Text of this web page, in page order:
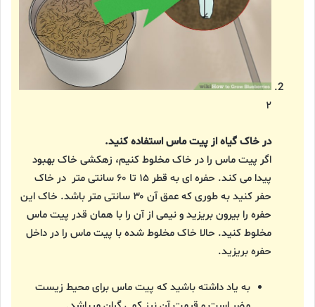
۲
در خاک گیاه از پیت ماس استفاده کنید.
اگر پیت ماس را در خاک مخلوط کنیم، زهکشی خاک بهبود
پیدا می کند. حفره ای به قطر ۱۵ تا ۶۰ سانتی متر در خاک
حفر کنید به طوری که عمق آن ۳۰ سانتی متر باشد. خاک این
حفره را بیرون بریزید و نیمی از آن را با همان قدر پیت ماس
مخلوط کنید. حالا خاک مخلوط شده با پیت ماس را در داخل
حفره بریزید.
به یاد داشته باشید که پیت ماس برای محیط زیست